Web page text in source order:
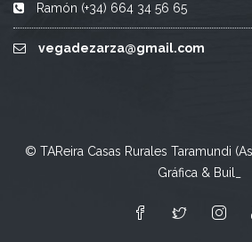
Ramón (+34) 664 34 56 65
vegadezarza@gmail.com
© TAReira Casas Rurales Taramundi
Gráfica & Buil_